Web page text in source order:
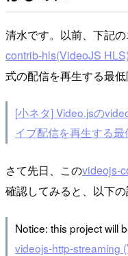
清水です。以前、下記
contrib-hls(VideoJS HLS)
式の配信を再生する最
[小ネタ] Video.jsの
イブ配信を再生する
さて先日、このvideojs-
確認してみると、以下の
Notice: this project will
videojs-http-streaming